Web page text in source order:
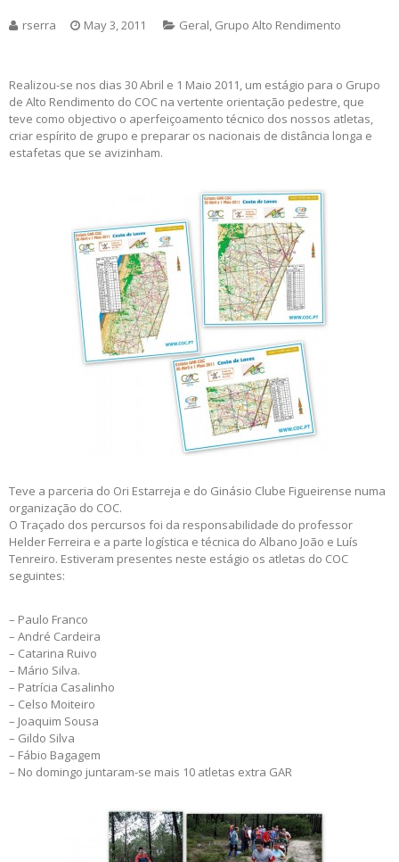
rserra May 3, 2011 Geral, Grupo Alto Rendimento
Realizou-se nos dias 30 Abril e 1 Maio 2011, um estágio para o Grupo
de Alto Rendimento do COC na vertente orientação pedestre, que
teve como objectivo o aperfeiçoamento técnico dos nossos atletas,
criar espírito de grupo e preparar os nacionais de distância longa e
estafetas que se avizinham.
Teve a parceria do Ori Estarreja e do Ginásio Clube Figueirense numa
organização do COC.
O Traçado dos percursos foi da responsabilidade do professor
Helder Ferreira e a parte logística e técnica do Albano João e Luís
Tenreiro. Estiveram presentes neste estágio os atletas do COC
seguintes:
– Paulo Franco
– André Cardeira
– Catarina Ruivo
– Mário Silva.
– Patrícia Casalinho
– Celso Moiteiro
– Joaquim Sousa
– Gildo Silva
– Fábio Bagagem
– No domingo juntaram-se mais 10 atletas extra GAR